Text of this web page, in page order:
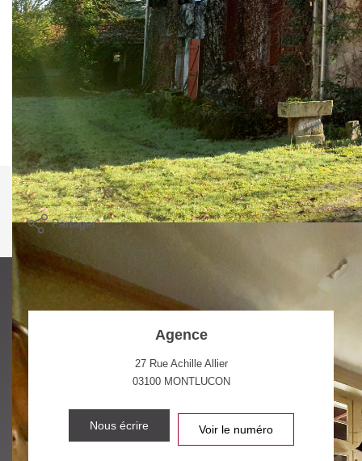
entrée, séjour-salle à manger, cuisine, 6 chambres.
Garage pour 2 vl avec 1er étage.
L'ensemble sur une parcelle de terrain de 11000 m²
Produit rare !!!
** Honoraires à la charge du vendeur
Nos honoraires Nous contacter
Imprimer
Partager
Agence
27 Rue Achille Allier
03100 MONTLUCON
Nous écrire Voir le numéro